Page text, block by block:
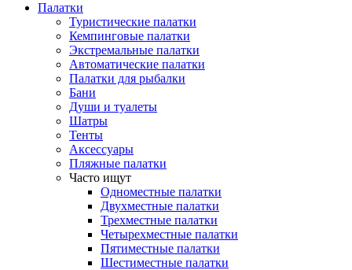
Палатки
Туристические палатки
Кемпинговые палатки
Экстремальные палатки
Автоматические палатки
Палатки для рыбалки
Бани
Души и туалеты
Шатры
Тенты
Аксессуары
Пляжные палатки
Часто ищут
Одноместные палатки
Двухместные палатки
Трехместные палатки
Четырехместные палатки
Пятиместные палатки
Шестиместные палатки